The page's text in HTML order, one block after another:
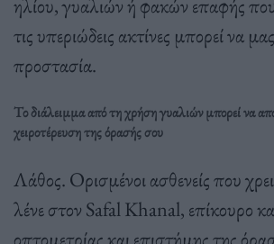
ηλίου, γυαλιών ή φακών επαφής
τις υπεριώδεις ακτίνες μπορεί να
προστασία.
Το διάλειμμα από τη χρήση γυαλιών μπορεί να
χειροτέρευση της όρασής σου
Λάθος. Ορισμένοι ασθενείς που
λένε στον Safal Khanal, επίκουρο